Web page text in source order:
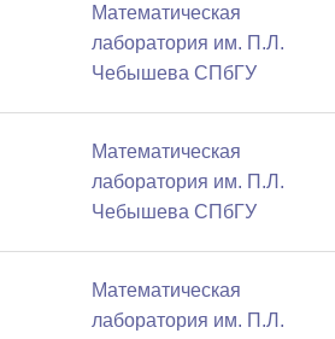
Математичеcкая
лаборатория им. П.Л.
Чебышева СПбГУ
Математичеcкая
лаборатория им. П.Л.
Чебышева СПбГУ
Математичеcкая
лаборатория им. П.Л.